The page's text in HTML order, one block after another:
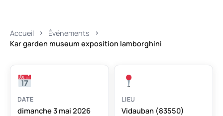
Accueil
Événements
Kar garden museum exposition lamborghini
DATE
dimanche 3 mai 2026
LIEU
Vidauban (83550)